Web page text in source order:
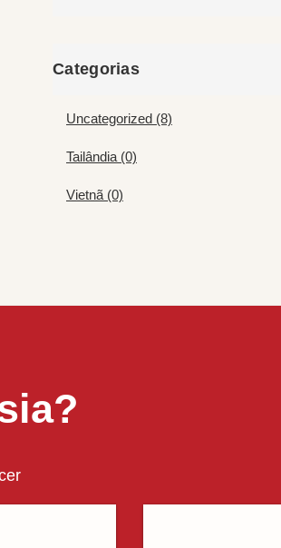
Categorias
Uncategorized (8)
Tailândia (0)
Vietnã (0)